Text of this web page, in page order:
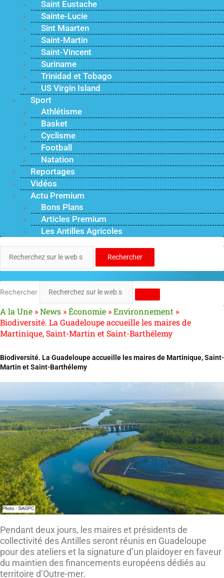
Saint Eustache
Sainte-Lucie
Sint Maarten
Saint-Martin
Saint-Vincent
Suriname
Trinidad et Tobago
US Virgin Island
Sport
Athlétisme
Basket
Cyclisme
Football
Natation
Reportages
Vidéos
Actu Premium
Bons Plans
Articles Premium
Les Antilles Agricoles
Rechercher
Rechercher
A la Une »News »Économie »Environnement »
Biodiversité. La Guadeloupe accueille les maires de
Martinique, Saint-Martin et Saint-Barthélemy
Biodiversité. La Guadeloupe accueille les maires de Martinique, Saint-
Martin et Saint-Barthélemy
Pendant deux jours, les maires et présidents de
collectivité des Antilles seront réunis en Guadeloupe
pour des ateliers et la signature d’un plaidoyer en faveur
du maintien des financements européens dédiés au
territoire d’Outre-mer.